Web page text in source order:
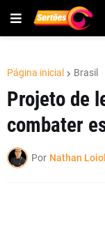
Página inicial Brasil
Projeto de
combater
Por Nathan